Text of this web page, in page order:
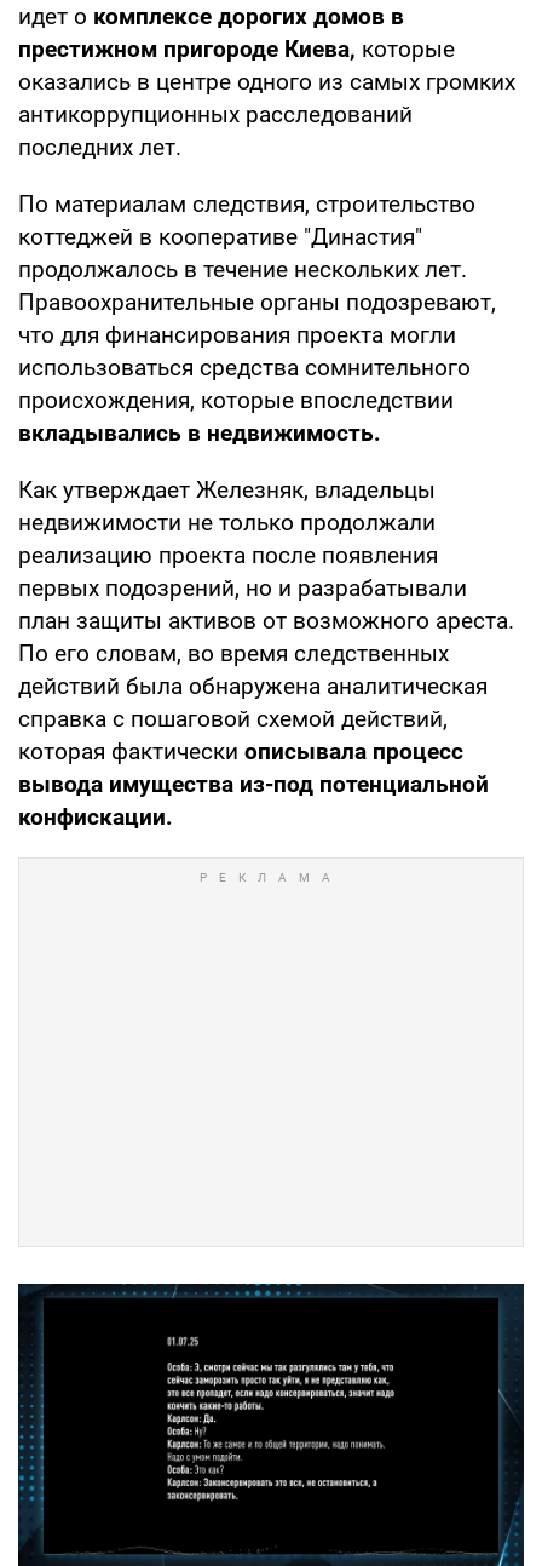
идет о комплексе дорогих домов в
престижном пригороде Киева, которые
оказались в центре одного из самых громких
антикоррупционных расследований
последних лет.
По материалам следствия, строительство
коттеджей в кооперативе "Династия"
продолжалось в течение нескольких лет.
Правоохранительные органы подозревают,
что для финансирования проекта могли
использоваться средства сомнительного
происхождения, которые впоследствии
вкладывались в недвижимость.
Как утверждает Железняк, владельцы
недвижимости не только продолжали
реализацию проекта после появления
первых подозрений, но и разрабатывали
план защиты активов от возможного ареста.
По его словам, во время следственных
действий была обнаружена аналитическая
справка с пошаговой схемой действий,
которая фактически описывала процесс
вывода имущества из-под потенциальной
конфискации.